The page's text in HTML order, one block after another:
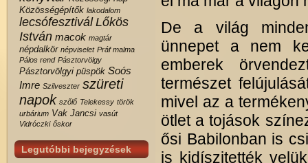
Közösségépítők lakodalom
lecsófesztivál Lőkös
István macok magtár
népdalkör népviselet Práf malma
Pálos rend Pásztorvölgy
Pásztorvölgyi püspök Soós
Imre Szilveszter szüreti
napok szőlő Telekessy török
urbárium Vak Jancsi vasút
Vidróczki őskor
Legutóbbi bejegyzések
De a világ
ünnepet a nem
emberek
természet
mivel az a
ötlet a tojások
ősi Babilonban is
is kidíszitették